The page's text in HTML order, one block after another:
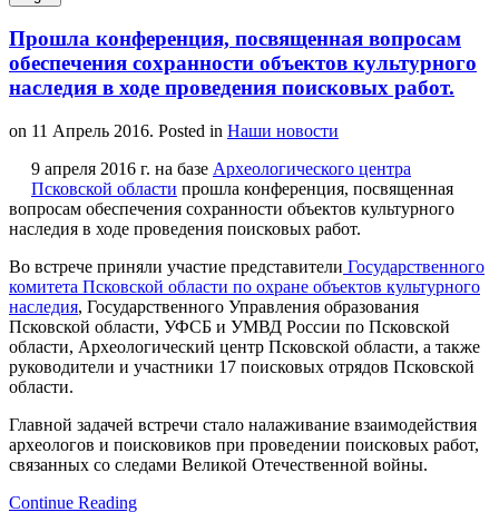
Прошла конференция, посвященная вопросам
обеспечения сохранности объектов культурного
наследия в ходе проведения поисковых работ.
on 11 Апрель 2016. Posted in Наши новости
9 апреля 2016 г. на базе Археологического центра
Псковской области прошла конференция, посвященная
вопросам обеспечения сохранности объектов культурного
наследия в ходе проведения поисковых работ.
Во встрече приняли участие представители Государственного
комитета Псковской области по охране объектов культурного
наследия, Государственного Управления образования
Псковской области, УФСБ и УМВД России по Псковской
области, Археологический центр Псковской области, а также
руководители и участники 17 поисковых отрядов Псковской
области.
Главной задачей встречи стало налаживание взаимодействия
археологов и поисковиков при проведении поисковых работ,
связанных со следами Великой Отечественной войны.
Continue Reading